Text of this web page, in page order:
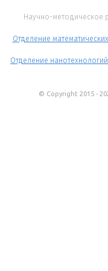
Научно-методическое
Отделение
Отделение
© Copyright 2015 -